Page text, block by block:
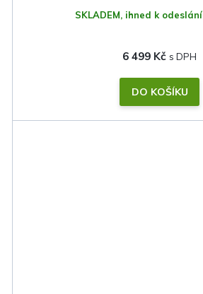
SKLADEM, ihned k odeslání
6 499 Kč
DO KOŠÍKU